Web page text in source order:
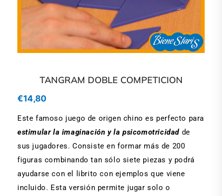
TANGRAM DOBLE COMPETICION
€14,80
Este famoso juego de origen chino es perfecto para
estimular la imaginación y la psicomotricidad de
sus jugadores. Consiste en formar más de 200
figuras combinando tan sólo siete piezas y podrá
ayudarse con el librito con ejemplos que viene
incluido. Esta versión permite jugar solo o